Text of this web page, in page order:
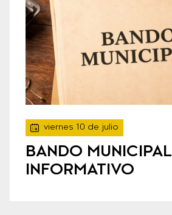
viernes 10 de julio
BANDO MUNICIPAL
INFORMATIVO